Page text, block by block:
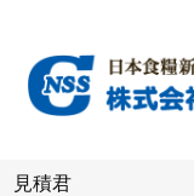
見積君